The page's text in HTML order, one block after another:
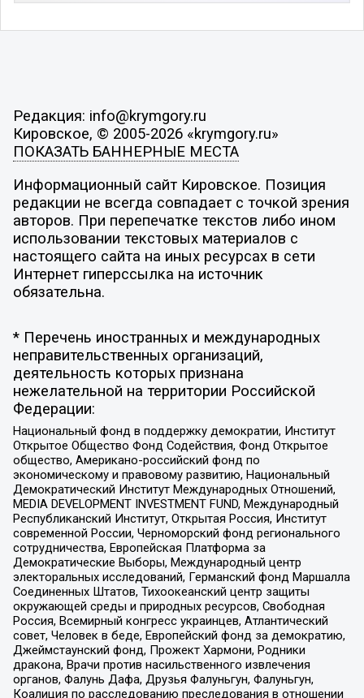
Редакция: info@krymgory.ru
Кировское, © 2005-2026 «krymgory.ru»
ПОКАЗАТЬ БАННЕРНЫЕ МЕСТА
Информационный сайт Кировское. Позиция
редакции не всегда совпадает с точкой зрения
авторов. При перепечатке текстов либо ином
использовании текстовых материалов с
настоящего сайта на иных ресурсах в сети
Интернет гиперссылка на источник
обязательна.
* Перечень иностранных и международных
неправительственных организаций,
деятельность которых признана
нежелательной на территории Российской
Федерации:
Национальный фонд в поддержку демократии, Институт
Открытое Общество Фонд Содействия, Фонд Открытое
общество, Американо-российский фонд по
экономическому и правовому развитию, Национальный
Демократический Институт Международных Отношений,
MEDIA DEVELOPMENT INVESTMENT FUND, Международный
Республиканский Институт, Открытая Россия, Институт
современной России, Черноморский фонд регионального
сотрудничества, Европейская Платформа за
Демократические Выборы, Международный центр
электоральных исследований, Германский фонд Маршалла
Соединенных Штатов, Тихоокеанский центр защиты
окружающей среды и природных ресурсов, Свободная
Россия, Всемирный конгресс украинцев, Атлантический
совет, Человек в беде, Европейский фонд за демократию,
Джеймстаунский фонд, Прожект Хармони, Родники
дракона, Врачи против насильственного извлечения
органов, Фалунь Дафа, Друзья Фалуньгун, Фалуньгун,
Коалиция по расследованию преследования в отношении